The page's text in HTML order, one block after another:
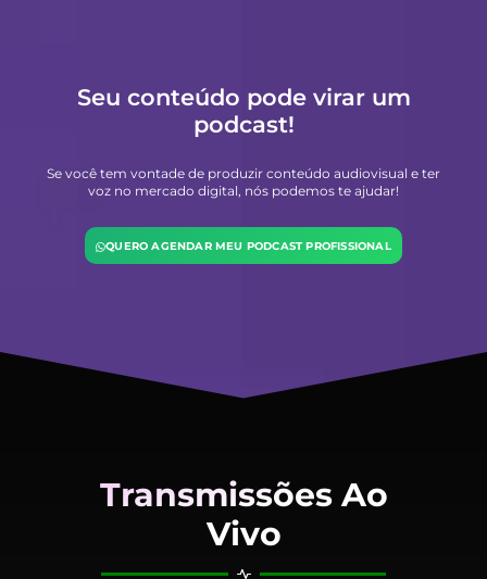
Seu conteúdo pode virar um
podcast!
Se você tem vontade de produzir conteúdo audiovisual e ter
voz no mercado digital, nós podemos te ajudar!
QUERO AGENDAR MEU PODCAST PROFISSIONAL
Transmissões Ao
Vivo